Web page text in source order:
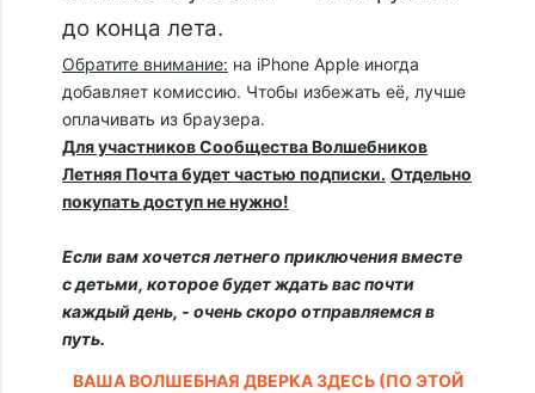
до конца лета.
Обратите внимание: на iPhone Apple иногда
добавляет комиссию. Чтобы избежать её, лучше
оплачивать из браузера.
Для участников Сообщества Волшебников
Летняя Почта будет частью подписки. Отдельно
покупать доступ не нужно!
Если вам хочется летнего приключения вместе
с детьми, которое будет ждать вас почти
каждый день, - очень скоро отправляемся в
путь.
ВАША ВОЛШЕБНАЯ ДВЕРКА ЗДЕСЬ (ПО ЭТОЙ